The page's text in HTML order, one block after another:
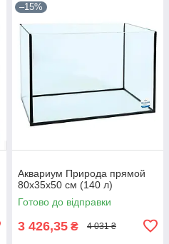
–15%
Аквариум Природа прямой
80x35х50 см (140 л)
Готово до відправки
3 426,35 ₴ 4 031 ₴